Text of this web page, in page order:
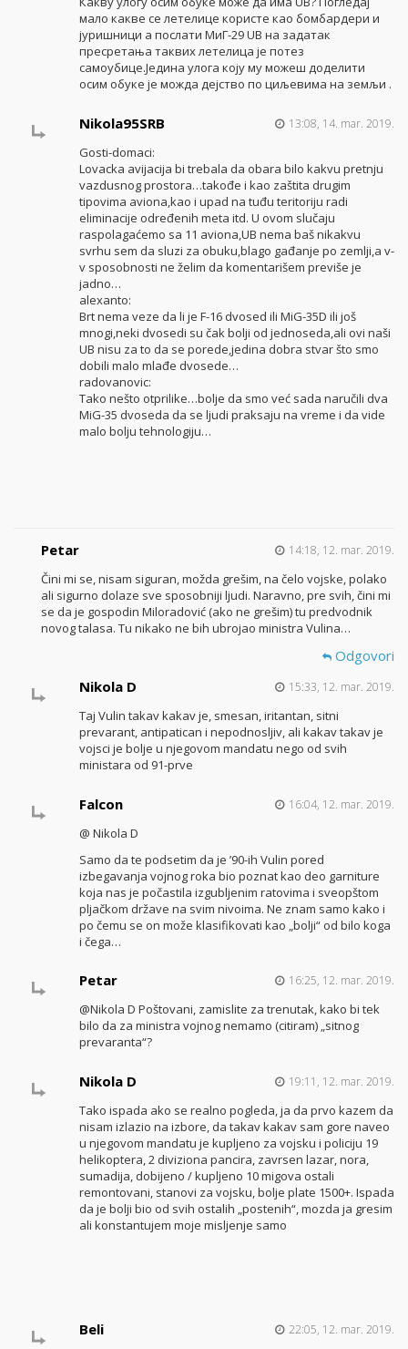
мало какве се летелице користе као бомбардери и
јуришници а послати МиГ-29 UB на задатак
пресретања таквих летелица је потез
самоубице.Једина улога коју му можеш доделити
осим обуке је можда дејство по циљевима на земљи .
Nikola95SRB 13:08, 14. mar. 2019.
Gosti-domaci:
Lovacka avijacija bi trebala da obara bilo kakvu pretnju
vazdusnog prostora…takođe i kao zaštita drugim
tipovima aviona,kao i upad na tuđu teritoriju radi
eliminacije određenih meta itd. U ovom slučaju
raspolagaćemo sa 11 aviona,UB nema baš nikakvu
svrhu sem da sluzi za obuku,blago gađanje po zemlji,a v-
v sposobnosti ne želim da komentarišem previše je
jadno…
alexanto:
Brt nema veze da li je F-16 dvosed ili MiG-35D ili još
mnogi,neki dvosedi su čak bolji od jednoseda,ali ovi naši
UB nisu za to da se porede,jedina dobra stvar što smo
dobili malo mlađe dvosede…
radovanovic:
Tako nešto otprilike…bolje da smo već sada naručili dva
MiG-35 dvoseda da se ljudi praksaju na vreme i da vide
malo bolju tehnologiju…
Petar 14:18, 12. mar. 2019.
Čini mi se, nisam siguran, možda grešim, na čelo vojske, polako
ali sigurno dolaze sve sposobniji ljudi. Naravno, pre svih, čini mi
se da je gospodin Miloradović (ako ne grešim) tu predvodnik
novog talasa. Tu nikako ne bih ubrojao ministra Vulina…
Odgovori
Nikola D
15:33, 12. mar. 2019.
Taj Vulin takav kakav je, smesan, iritantan, sitni
prevarant, antipatican i nepodnosljiv, ali kakav takav je
vojsci je bolje u njegovom mandatu nego od svih
ministara od 91-prve
Falcon 16:04, 12. mar. 2019.
@ Nikola D
Samo da te podsetim da je ’90-ih Vulin pored
izbegavanja vojnog roka bio poznat kao deo garniture
koja nas je počastila izgubljenim ratovima i sveopštom
pljačkom države na svim nivoima. Ne znam samo kako i
po čemu se on može klasifikovati kao „bolji“ od bilo koga
i čega…
Petar 16:25, 12. mar. 2019.
@Nikola D Poštovani, zamislite za trenutak, kako bi tek
bilo da za ministra vojnog nemamo (citiram) „sitnog
prevaranta“?
Nikola D 19:11, 12. mar. 2019.
Tako ispada ako se realno pogleda, ja da prvo kazem da
nisam izlazio na izbore, da takav kakav sam gore naveo
u njegovom mandatu je kupljeno za vojsku i policiju 19
helikoptera, 2 diviziona pancira, zavrsen lazar, nora,
sumadija, dobijeno / kupljeno 10 migova ostali
remontovani, stanovi za vojsku, bolje plate 1500+. Ispada
da je bolji bio od svih ostalih „postenih“, mozda ja gresim
ali konstantujem moje misljenje samo
Beli 22:05, 12. mar. 2019.